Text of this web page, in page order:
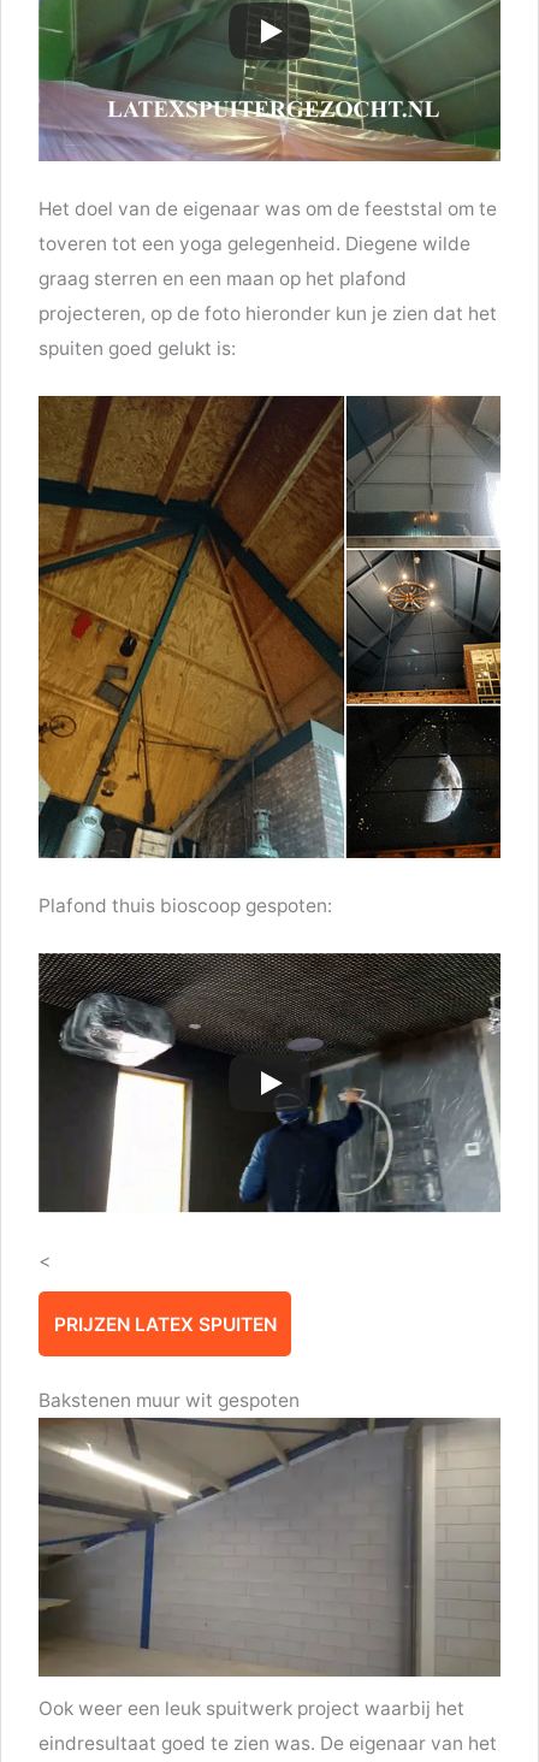
Het doel van de eigenaar was om de feeststal om te
toveren tot een yoga gelegenheid. Diegene wilde
graag sterren en een maan op het plafond
projecteren, op de foto hieronder kun je zien dat het
spuiten goed gelukt is:
Plafond thuis bioscoop gespoten:
<
PRIJZEN LATEX SPUITEN
Bakstenen muur wit gespoten
Ook weer een leuk spuitwerk project waarbij het
eindresultaat goed te zien was. De eigenaar van het